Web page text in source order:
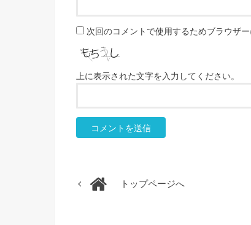
次回のコメントで使用するためブラウザ
上に表示された文字を入力してください。
トップページへ